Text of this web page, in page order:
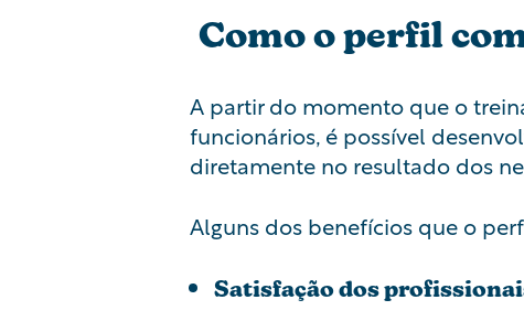
Como o perfil
A partir do momento que o
funcionários, é possível
diretamente no resultado dos
Alguns dos benefícios que o
Satisfação dos